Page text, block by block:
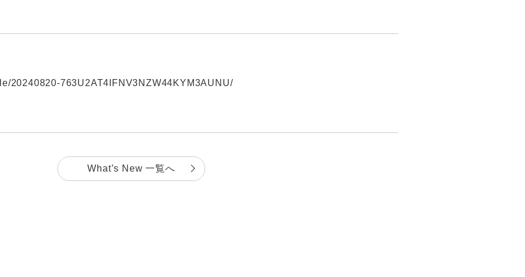
20240820-763U2AT4IFNV3NZW44KYM3AUNU/
What’s New 一覧へ